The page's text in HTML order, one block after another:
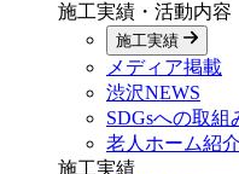
施工実績・活動内容
施工実績
メディア掲載
渋沢NEWS
SDGsへの取組
老人ホーム紹介
施工実績